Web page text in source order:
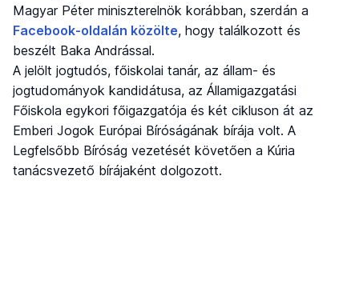
Magyar Péter miniszterelnök korábban, szerdán a
Facebook-oldalán közölte, hogy találkozott és
beszélt Baka Andrással.
A jelölt jogtudós, főiskolai tanár, az állam- és
jogtudományok kandidátusa, az Államigazgatási
Főiskola egykori főigazgatója és két cikluson át az
Emberi Jogok Európai Bíróságának bírája volt. A
Legfelsőbb Bíróság vezetését követően a Kúria
tanácsvezető bírájaként dolgozott.